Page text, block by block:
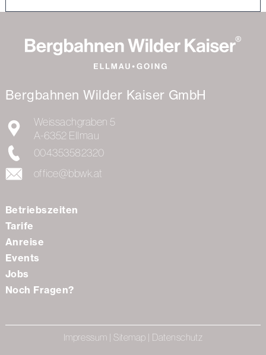
Bergbahnen Wilder Kaiser GmbH
Weissachgraben 5
A-6352 Ellmau
004353582320
office@bbwk.at
Betriebszeiten
Tarife
Anreise
Events
Jobs
Noch Fragen?
Impressum |Sitemap Datenschutz